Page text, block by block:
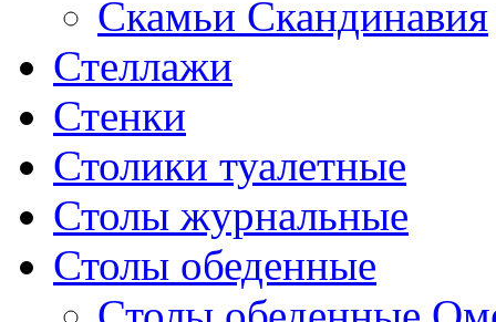
Скамьи Скандинавия
Стеллажи
Стенки
Столики туалетные
Столы журнальные
Столы обеденные